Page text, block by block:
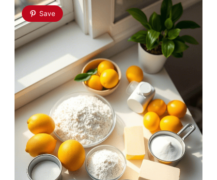
Save